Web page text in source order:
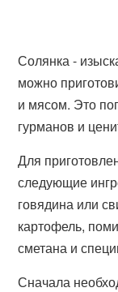
Солянка -
можно
и мясом. Это
гурманов и
Для
следующие
говядина или
картофель,
сметана и
Сначала